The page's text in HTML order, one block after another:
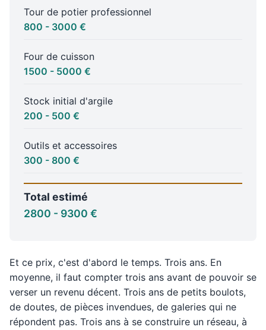
Tour de potier professionnel
800 - 3000 €
Four de cuisson
1500 - 5000 €
Stock initial d'argile
200 - 500 €
Outils et accessoires
300 - 800 €
Total estimé
2800 - 9300 €
Et ce prix, c'est d'abord le temps. Trois ans. En
moyenne, il faut compter trois ans avant de pouvoir se
verser un revenu décent. Trois ans de petits boulots,
de doutes, de pièces invendues, de galeries qui ne
répondent pas. Trois ans à se construire un réseau, à